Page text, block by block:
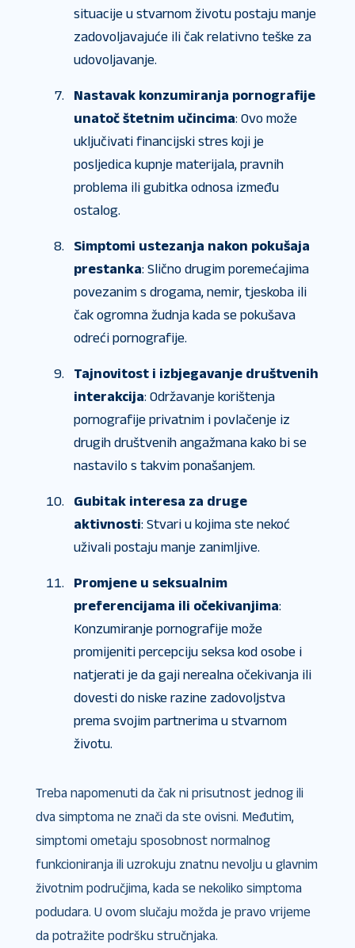
situacije u stvarnom životu postaju manje
zadovoljavajuće ili čak relativno teške za
udovoljavanje.
Nastavak konzumiranja pornografije
unatoč štetnim učincima: Ovo može
uključivati ​​financijski stres koji je
posljedica kupnje materijala, pravnih
problema ili gubitka odnosa između
ostalog.
Simptomi ustezanja nakon pokušaja
prestanka: Slično drugim poremećajima
povezanim s drogama, nemir, tjeskoba ili
čak ogromna žudnja kada se pokušava
odreći pornografije.
Tajnovitost i izbjegavanje društvenih
interakcija: Održavanje korištenja
pornografije privatnim i povlačenje iz
drugih društvenih angažmana kako bi se
nastavilo s takvim ponašanjem.
Gubitak interesa za druge
aktivnosti: Stvari u kojima ste nekoć
uživali postaju manje zanimljive.
Promjene u seksualnim
preferencijama ili očekivanjima:
Konzumiranje pornografije može
promijeniti percepciju seksa kod osobe i
natjerati je da gaji nerealna očekivanja ili
dovesti do niske razine zadovoljstva
prema svojim partnerima u stvarnom
životu.
Treba napomenuti da čak ni prisutnost jednog ili
dva simptoma ne znači da ste ovisni. Međutim,
simptomi ometaju sposobnost normalnog
funkcioniranja ili uzrokuju znatnu nevolju u glavnim
životnim područjima, kada se nekoliko simptoma
podudara. U ovom slučaju možda je pravo vrijeme
da potražite podršku stručnjaka.